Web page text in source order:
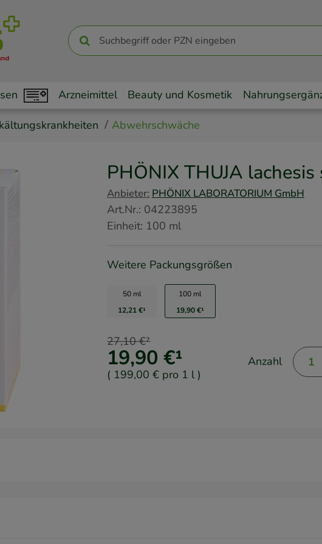
Arzneimittel Beauty und Kosmetik
Abwehrschwäche
PHÖNIX THUJA
Anbieter: PHÖNIX LABORATORIUM GmbH
Art.Nr.: 04223895
Einheit: 100 ml
Weitere Packungsgrößen
50 ml
12,21 €¹
100 ml
19,90 €¹
19,90 €¹
27,10 €²
( 199,00 € pro 1 l )
Anzahl